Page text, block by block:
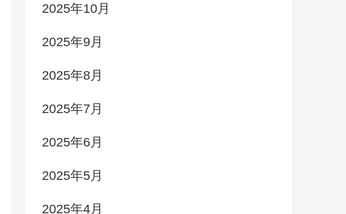
2025年10月
2025年9月
2025年8月
2025年7月
2025年6月
2025年5月
2025年4月